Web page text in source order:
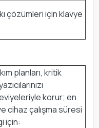
çözümleri için klavye
planları, kritik
korur; en
cihaz çalışma süresi
için: